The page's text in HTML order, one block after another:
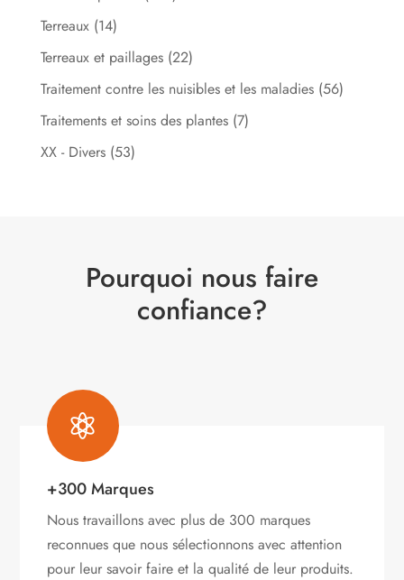
Terreaux (14)
Terreaux et paillages (22)
Traitement contre les nuisibles et les maladies (56)
Traitements et soins des plantes (7)
XX - Divers (53)
Pourquoi nous faire
confiance?

+300 Marques
Nous travaillons avec plus de 300 marques
reconnues que nous sélectionnons avec attention
pour leur savoir faire et la qualité de leur produits.